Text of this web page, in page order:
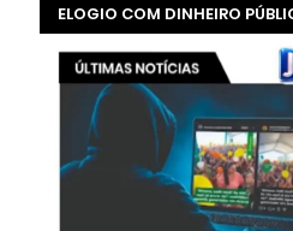
ELOGIO COM DINHEIRO